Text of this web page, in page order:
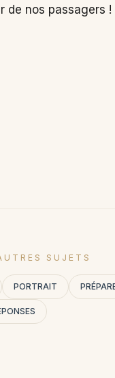
de nos passagers !
SUJETS
PORTRAIT